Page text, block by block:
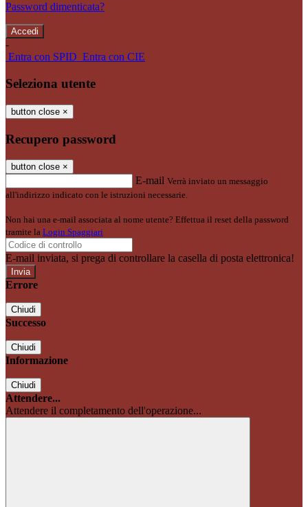
Password dimenticata?
-
Entra con SPID Entra con CIE
Seleziona utente
button close ×
Recupero password
button close ×
E-mail Verrà inviato un messaggio
all'indirizzo indicato con le istruzioni necessarie.
Non hai una e-mail associata al nome utente? Effettua il reset della password
tramite la Login Spaggiari
E-mail inviata, si prega di controllare la casella di posta elettronica!
Errore
Chiudi
Successo
Chiudi
Informazione
Chiudi
Attendere...
Attendere il completamento dell'operazione...